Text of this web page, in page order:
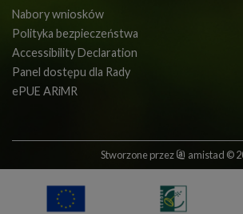
Nabory wniosków
Polityka bezpieczeństwa
Accessibility Declaration
Panel dostępu dla Rady
ePUE ARiMR
Stworzone przez amistad ©